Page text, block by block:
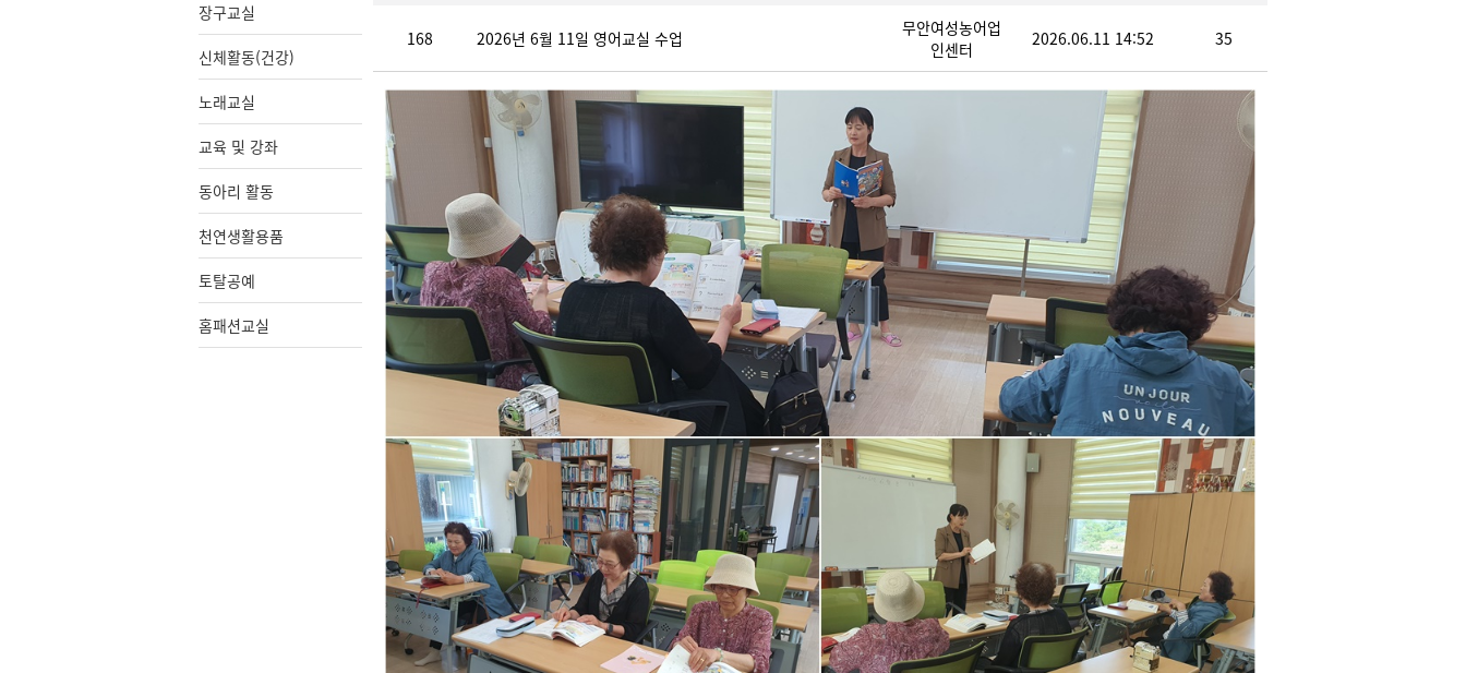
장구교실
신체활동(건강)
노래교실
교육 및 강좌
동아리 활동
천연생활용품
토탈공예
홈패션교실
168 2026년 6월 11일 영어교실 수업
무안여성농어업
인센터
2026.06.11 14:52 35